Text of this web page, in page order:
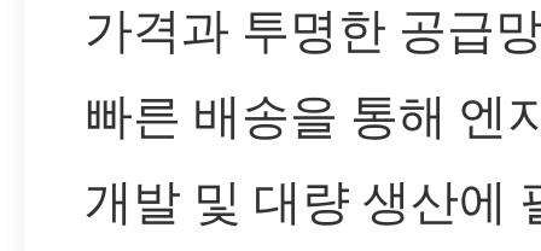
가격과 투명한 공급
빠른 배송을 통해 엔
개발 및 대량 생산에